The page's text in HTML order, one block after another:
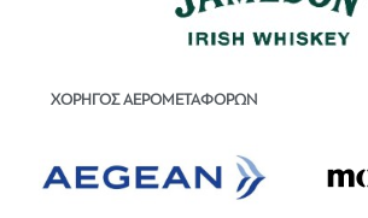
ΧΟΡΗΓΟΣ ΑΕΡΟΜΕΤΑΦΟΡΩΝ